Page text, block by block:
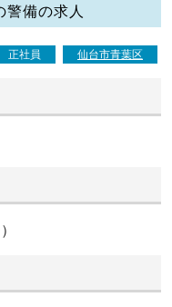
警備の求人
正社員 仙台市青葉区